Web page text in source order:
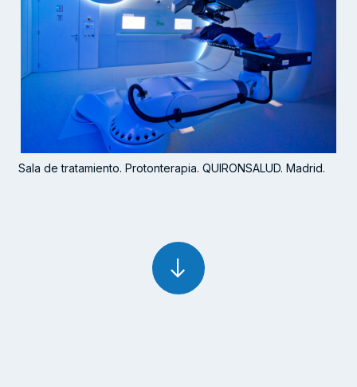
arrow_right_alt
Sala de tratamiento. Protonterapia. QUIRONSALUD. Madrid.